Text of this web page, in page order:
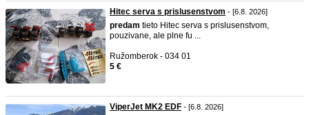
Hitec serva s prislusenstvom - [6.8. 2026]
predam tieto Hitec serva s prislusenstvom,
pouzivane, ale plne fu ...
Ružomberok - 034 01
5 €
ViperJet MK2 EDF - [6.8. 2026]